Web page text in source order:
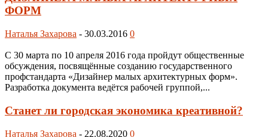
ФОРМ
Наталья Захарова - 30.03.2016 0
C 30 марта по 10 апреля 2016 года пройдут общественные
обсуждения, посвящённые созданию государственного
профстандарта «Дизайнер малых архитектурных форм».
Разработка документа ведётся рабочей группой,...
Станет ли городская экономика креативной?
Наталья Захарова - 22.08.2020 0